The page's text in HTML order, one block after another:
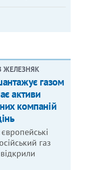
ЖЕЛЕЗНЯК
газом
активи
компаній
газ